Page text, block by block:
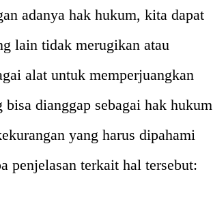
adanya hak hukum, kita dapat
lain tidak merugikan atau
alat untuk memperjuangkan
dianggap sebagai hak hukum
yang harus dipahami
penjelasan terkait hal tersebut: